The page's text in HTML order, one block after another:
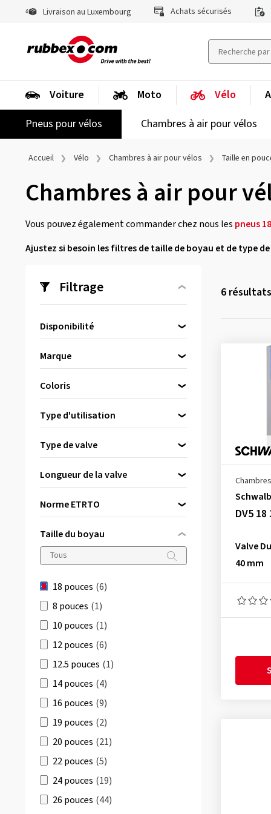
Livraison au Luxembourg Achats sécurisés
Voiture Moto
Vélo
Pneus pour vélos
Chambres à air pour vélos
Accueil Vélo Chambres à air pour vélos Taille en
Chambres à air pour
Vous pouvez également commander chez nous les pneus
Ajustez si besoin les filtres de taille de boyau et de type
Filtrage
Disponibilité
Marque
Kujo(1)
MICHELIN (1)
Coloris
Type d'utilisation
Type de valve
Valve Presta(1)
Valve Schrader
Longueur de la valve
32 mm(1)
33 mm(1)
34 mm
Norme ETRTO
40-400
28-355
30-340
(1)
30-355
32-340
32-355
32-400
35-355
35-340
37-340
37-355
40-355
44-400
Taille du boyau
18 pouces (6)
8 pouces (1)
10 pouces (1)
12 pouces (6)
12.5 pouces (1)
14 pouces (4)
16 pouces (9)
19 pouces (2)
20 pouces (21)
22 pouces (5)
24 pouces (19)
26 pouces (44)
6
DV5
Valve
40 mm